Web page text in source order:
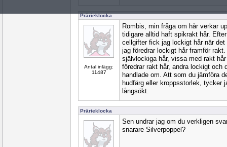
Prärieklocka
Antal inlägg:
11487
Rombis, min fråga om hår verkar
tidigare alltid haft spikrakt hår.
cellgifter fick jag lockigt hår när
jag föredrar lockigt hår framför
självlockiga hår, vissa med rakt
föredrar rakt hår, andra lockigt och
handlade om. Att som du jämföra
hudfärg eller kroppsstorlek, tycker
långsökt.
Prärieklocka
Sen undrar jag om du verkligen
snarare Silverpoppel?